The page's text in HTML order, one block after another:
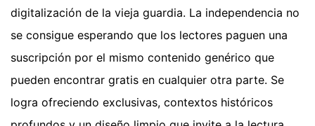
digitalización de la vieja guardia. La independencia no
se consigue esperando que los lectores paguen una
suscripción por el mismo contenido genérico que
pueden encontrar gratis en cualquier otra parte. Se
logra ofreciendo exclusivas, contextos históricos